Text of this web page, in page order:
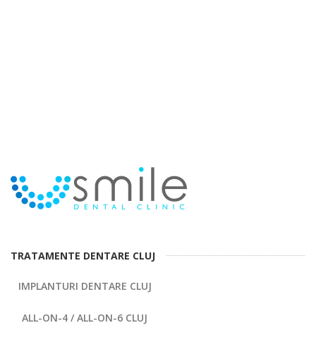
TRATAMENTE DENTARE CLUJ
IMPLANTURI DENTARE CLUJ
ALL-ON-4 / ALL-ON-6 CLUJ